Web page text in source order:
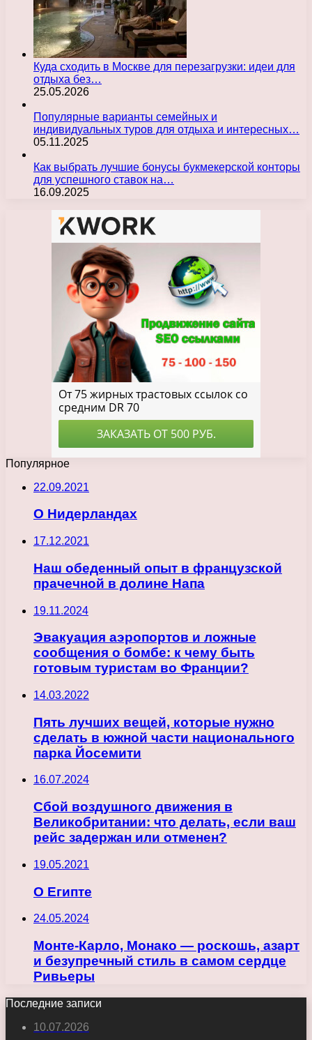
Куда сходить в Москве для перезагрузки: идеи для
отдыха без…
25.05.2026
Популярные варианты семейных и
индивидуальных туров для отдыха и интересных…
05.11.2025
Как выбрать лучшие бонусы букмекерской конторы
для успешного ставок на…
16.09.2025
Популярное
22.09.2021
О Нидерландах
17.12.2021
Наш обеденный опыт в французской
прачечной в долине Напа
19.11.2024
Эвакуация аэропортов и ложные
сообщения о бомбе: к чему быть
готовым туристам во Франции?
14.03.2022
Пять лучших вещей, которые нужно
сделать в южной части национального
парка Йосемити
16.07.2024
Сбой воздушного движения в
Великобритании: что делать, если ваш
рейс задержан или отменен?
19.05.2021
О Египте
24.05.2024
Монте-Карло, Монако — роскошь, азарт
и безупречный стиль в самом сердце
Ривьеры
Последние записи
10.07.2026